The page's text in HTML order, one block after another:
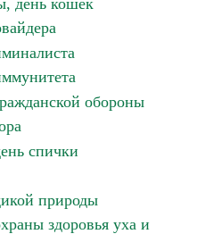
день кошек
обороны
спички
природы
здоровья уха и